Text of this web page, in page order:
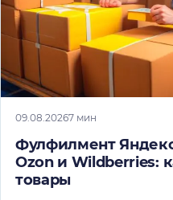
09.08.20267 мин
Фулфилмент
Ozon и Wildberries:
товары